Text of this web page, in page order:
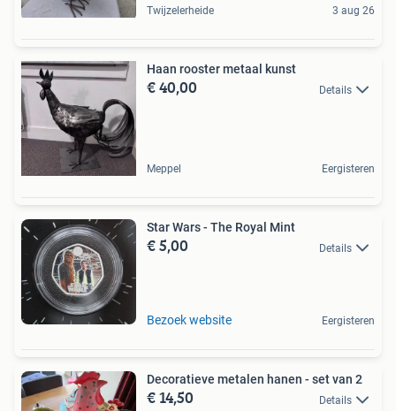
Twijzelerheide 3 aug 26
Haan rooster metaal kunst
€ 40,00 Details
Meppel Eergisteren
Star Wars - The Royal Mint
€ 5,00 Details
Bezoek website Eergisteren
Decoratieve metalen hanen - set van 2
€ 14,50 Details